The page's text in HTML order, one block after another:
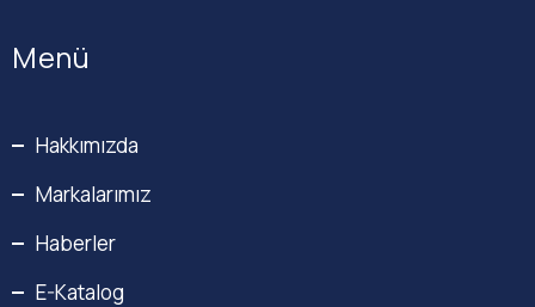
Menü
Hakkımızda
Markalarımız
Haberler
E-Katalog